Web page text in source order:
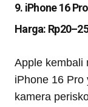
9. iPhone 16 Pro
Harga:
Apple kembali
iPhone 16 Pro
kamera